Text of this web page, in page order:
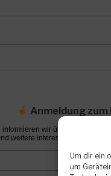
Um dir ein
um
Anmeldung
informieren wir über
weitere interessante